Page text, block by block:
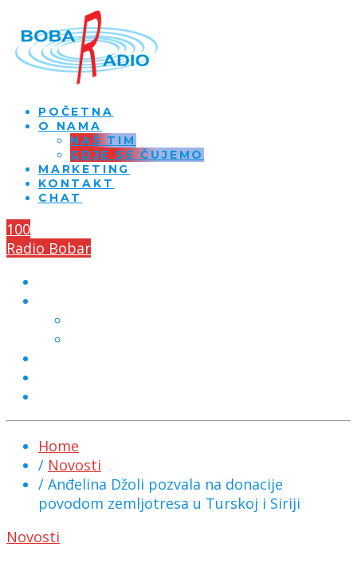
POČETNA
O NAMA
NAŠ TIM
GDJE SE ČUJEMO
MARKETING
KONTAKT
CHAT
100
Radio Bobar
Home
/ Novosti
/ Anđelina Džoli pozvala na donacije
povodom zemljotresa u Turskoj i Siriji
Novosti